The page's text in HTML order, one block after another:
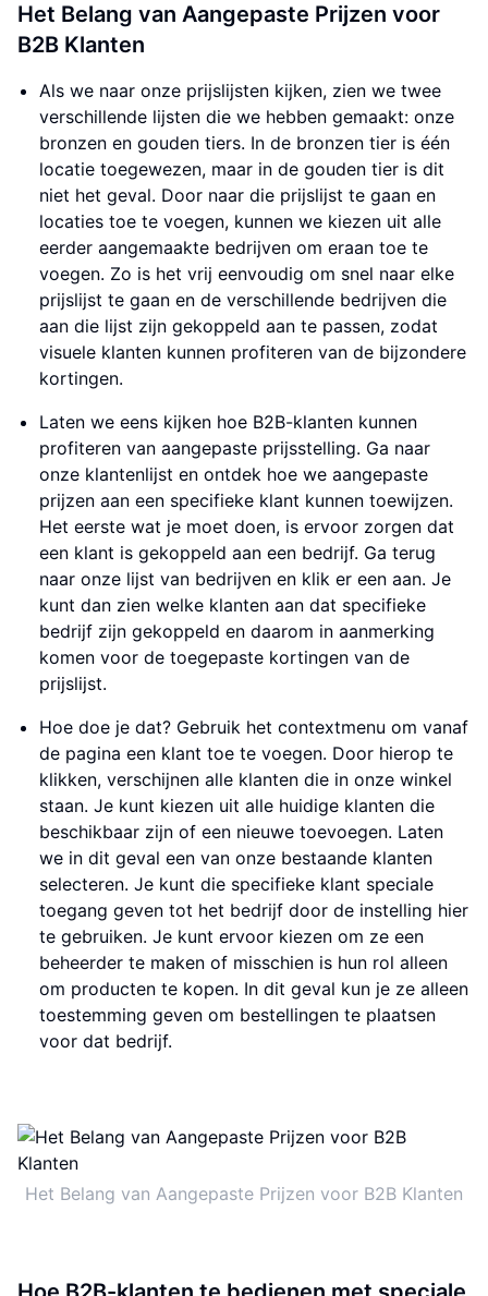
Het Belang van Aangepaste Prijzen voor
B2B Klanten
Als we naar onze prijslijsten kijken, zien we twee
verschillende lijsten die we hebben gemaakt: onze
bronzen en gouden tiers. In de bronzen tier is één
locatie toegewezen, maar in de gouden tier is dit
niet het geval. Door naar die prijslijst te gaan en
locaties toe te voegen, kunnen we kiezen uit alle
eerder aangemaakte bedrijven om eraan toe te
voegen. Zo is het vrij eenvoudig om snel naar elke
prijslijst te gaan en de verschillende bedrijven die
aan die lijst zijn gekoppeld aan te passen, zodat
visuele klanten kunnen profiteren van de bijzondere
kortingen.
Laten we eens kijken hoe B2B-klanten kunnen
profiteren van aangepaste prijsstelling. Ga naar
onze klantenlijst en ontdek hoe we aangepaste
prijzen aan een specifieke klant kunnen toewijzen.
Het eerste wat je moet doen, is ervoor zorgen dat
een klant is gekoppeld aan een bedrijf. Ga terug
naar onze lijst van bedrijven en klik er een aan. Je
kunt dan zien welke klanten aan dat specifieke
bedrijf zijn gekoppeld en daarom in aanmerking
komen voor de toegepaste kortingen van de
prijslijst.
Hoe doe je dat? Gebruik het contextmenu om vanaf
de pagina een klant toe te voegen. Door hierop te
klikken, verschijnen alle klanten die in onze winkel
staan. Je kunt kiezen uit alle huidige klanten die
beschikbaar zijn of een nieuwe toevoegen. Laten
we in dit geval een van onze bestaande klanten
selecteren. Je kunt die specifieke klant speciale
toegang geven tot het bedrijf door de instelling hier
te gebruiken. Je kunt ervoor kiezen om ze een
beheerder te maken of misschien is hun rol alleen
om producten te kopen. In dit geval kun je ze alleen
toestemming geven om bestellingen te plaatsen
voor dat bedrijf.
Het Belang van Aangepaste Prijzen voor B2B Klanten